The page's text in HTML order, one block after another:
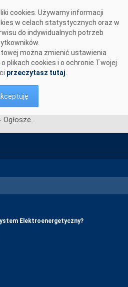
cookies. Używamy informacji
w celach statystycznych oraz w
do indywidualnych potrzeb
można zmienić ustawienia
plikach cookies i o ochronie Twojej
przeczytasz tutaj
Ogłoszenie wyników jednostronnego przetargu miesięcznego na zdolności przesyłowe połączenia PSE S.A. i NEK UKRENERGO na czerwiec 2015 r.
Elektroenergetyczny?